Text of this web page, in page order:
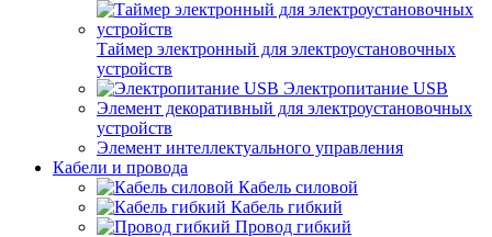
Таймер электронный для электроустановочных
устройств
Электропитание USB
Элемент декоративный для электроустановочных
устройств
Элемент интеллектуального управления
Кабели и провода
Кабель силовой
Кабель гибкий
Провод гибкий